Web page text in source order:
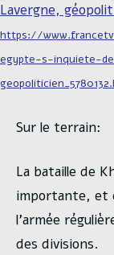
Lavergne,
https://
egypte-s-inquiete-
Sur le terrain:
La bataille de
importante, et
l’armée
des divisions.